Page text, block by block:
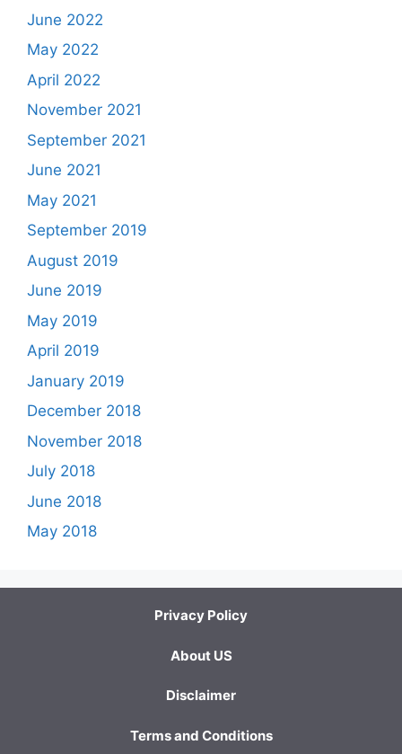
June 2022
May 2022
April 2022
November 2021
September 2021
June 2021
May 2021
September 2019
August 2019
June 2019
May 2019
April 2019
January 2019
December 2018
November 2018
July 2018
June 2018
May 2018
Privacy Policy
About US
Disclaimer
Terms and Conditions